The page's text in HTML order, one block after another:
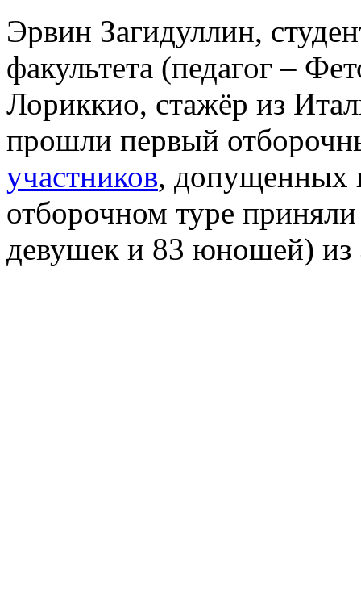
Эрвин Загидуллин,
факультета (педагог –
Лориккио, стажёр из
прошли первый
участников, допущенных
отборочном туре
девушек и 83 юношей) из